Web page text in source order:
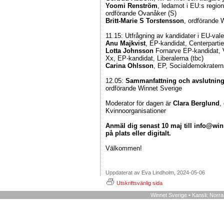
Yoomi Renström, ledamot i EU:s
ordförande Ovanåker (S)
Britt-Marie S Torstensson, ordförande
11.15: Utfrågning av kandidater i EU-
Anu Majkvist, EP-kandidat,
Lotta Johnsson Fornarve EP-
Xx, EP-kandidat, Liberalerna (tbc)
Carina Ohlsson, EP,
12.05: Sammanfattning och avslutning
ordförande Winnet Sverige
Moderator för dagen är Clara Berglund ,
Kvinnoorganisationer
Anmäl dig senast 10 maj till
på plats eller digitalt.
Välkommen!
Uppdaterat av Eva Lindholm, 2024-05-06
Utskriftsvänlig sida
Winnet Sverige • Kansli: